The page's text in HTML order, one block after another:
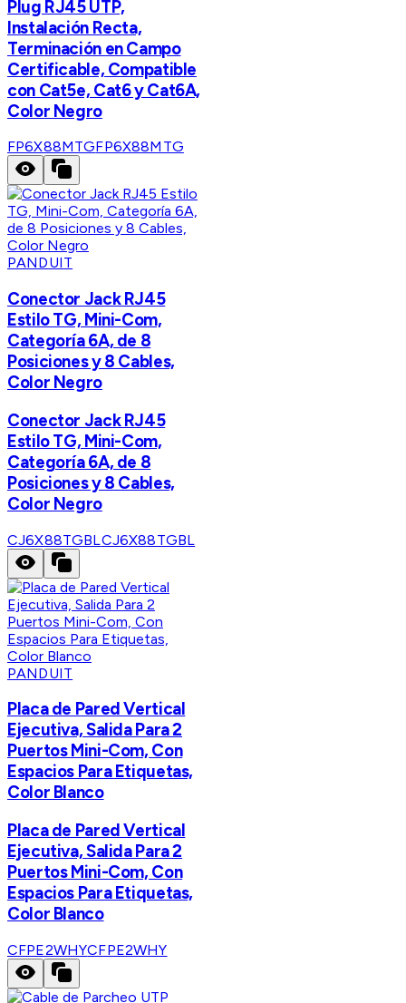
Plug RJ45 UTP,
Instalación Recta,
Terminación en Campo
Certificable, Compatible
con Cat5e, Cat6 y Cat6A,
Color Negro
FP6X88MTGFP6X88MTG
PANDUIT
Conector Jack RJ45
Estilo TG, Mini-Com,
Categoría 6A, de 8
Posiciones y 8 Cables,
Color Negro
Conector Jack RJ45
Estilo TG, Mini-Com,
Categoría 6A, de 8
Posiciones y 8 Cables,
Color Negro
CJ6X88TGBLCJ6X88TGBL
PANDUIT
Placa de Pared Vertical
Ejecutiva, Salida Para 2
Puertos Mini-Com, Con
Espacios Para Etiquetas,
Color Blanco
Placa de Pared Vertical
Ejecutiva, Salida Para 2
Puertos Mini-Com, Con
Espacios Para Etiquetas,
Color Blanco
CFPE2WHYCFPE2WHY